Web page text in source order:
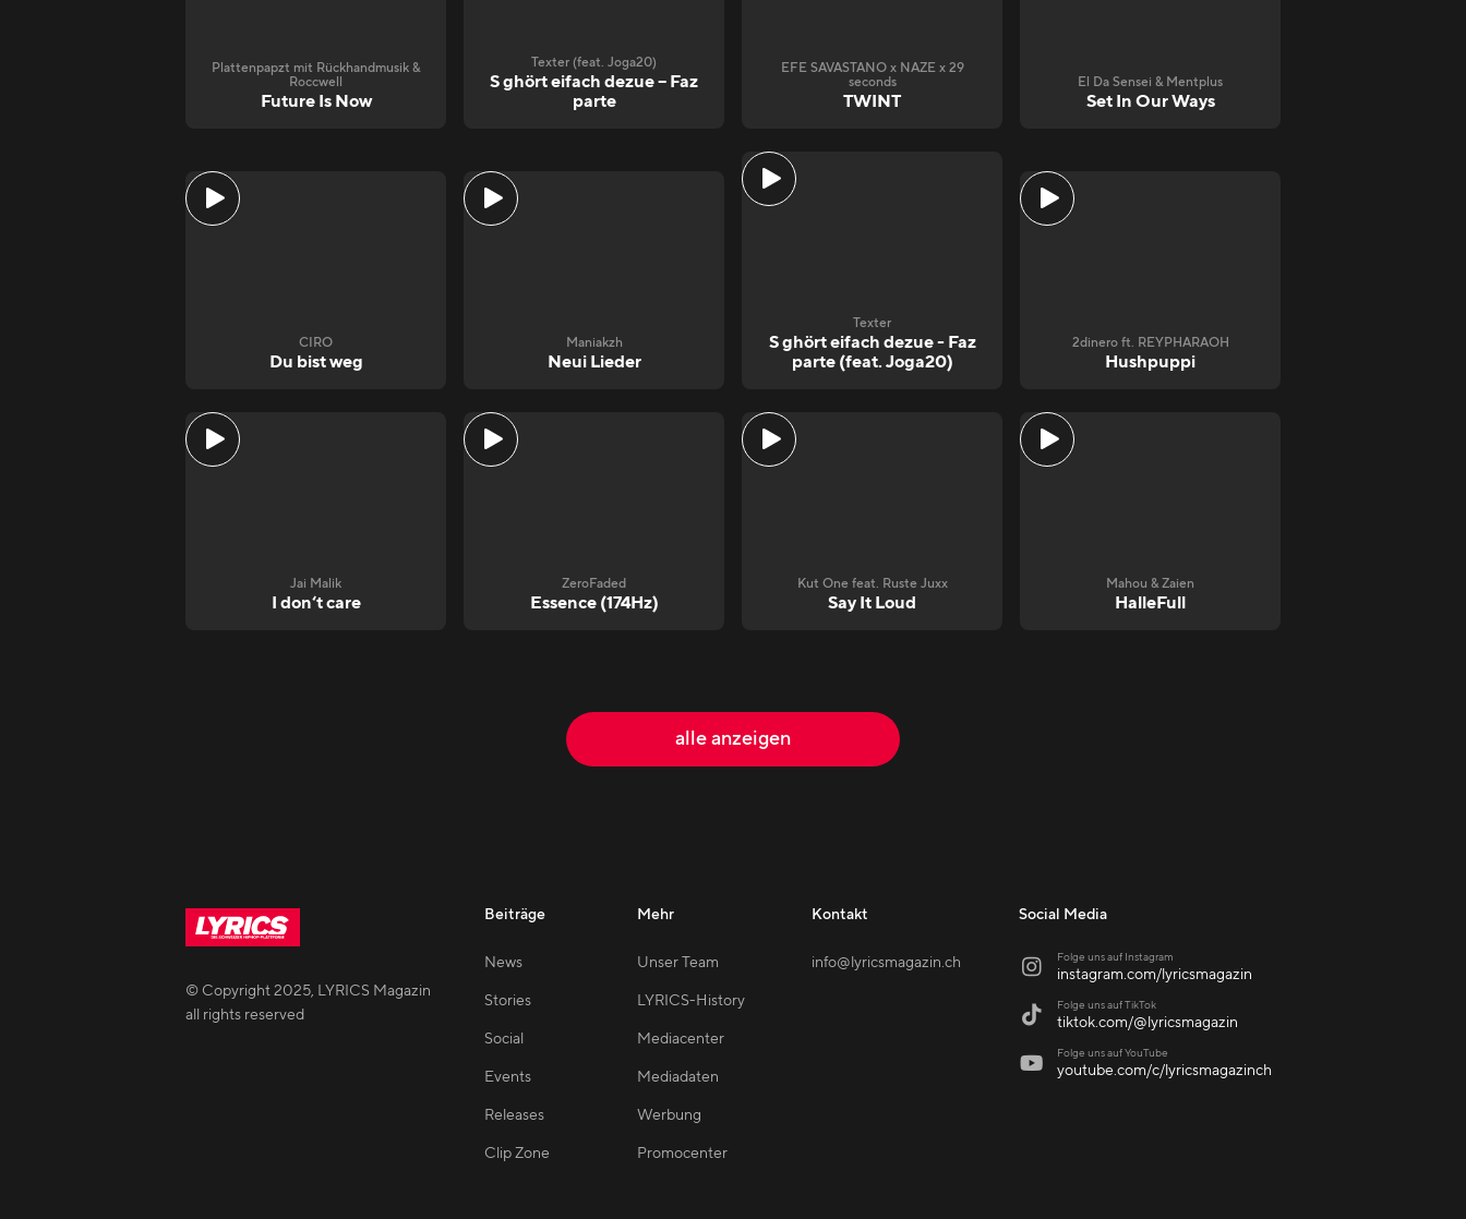
Plattenpapzt mit Rückhandmusik &
Roccwell
Future Is Now
Texter (feat. Joga20)
S ghört eifach dezue – Faz
parte
EFE SAVASTANO x NAZE x 29
seconds
TWINT
El Da Sensei & Mentplus
Set In Our Ways
CIRO
Du bist weg
Maniakzh
Neui Lieder
Texter
S ghört eifach dezue - Faz
parte (feat. Joga20)
2dinero ft. REYPHARAOH
Hushpuppi
Jai Malik
I don‘t care
ZeroFaded
Essence (174Hz)
Kut One feat. Ruste Juxx
Say It Loud
Mahou & Zaien
HalleFull
alle anzeigen
© Copyright2025, LYRICS Magazin
all rights reserved
Beiträge
News
Stories
Social
Events
Releases
Clip Zone
Mehr
Unser Team
LYRICS-History
Mediacenter
Mediadaten
Werbung
Promocenter
Kontakt
info@lyricsmagazin.ch
Social Media
 Folge uns auf Instagram
instagram.com/lyricsmagazin
 Folge uns auf TikTok
tiktok.com/@lyricsmagazin
 Folge uns auf YouTube
youtube.com/c/lyricsmagazinch